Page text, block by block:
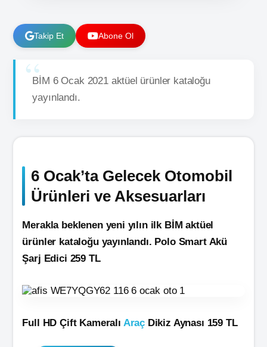
Takip Et Abone Ol
BİM 6 Ocak 2021 aktüel ürünler kataloğu
yayınlandı.
6 Ocak’ta Gelecek Otomobil
Ürünleri ve Aksesuarları
Merakla beklenen yeni yılın ilk BİM aktüel
ürünler kataloğu yayınlandı. Polo Smart Akü
Şarj Edici 259 TL
Full HD Çift Kameralı Araç Dikiz Aynası 159 TL